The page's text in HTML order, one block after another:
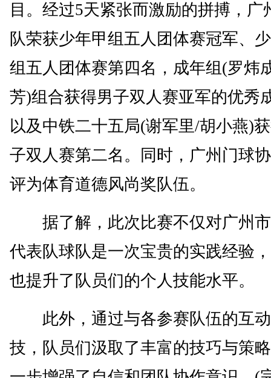
目。经过5天紧张而激励的拼搏，广
队荣获少年甲组五人团体赛冠军、
组五人团体赛第四名，成年组(罗炜
芳)组合获得男子双人赛亚军的优秀
以及中铁二十五局(谢军里/胡小燕)
子双人赛第二名。同时，广州门球
评为体育道德风尚奖队伍。
据了解，此次比赛不仅对广州
代表队球队是一次宝贵的实践经验
也提升了队员们的个人技能水平。
此外，通过与各参赛队伍的互
技，队员们汲取了丰富的技巧与策